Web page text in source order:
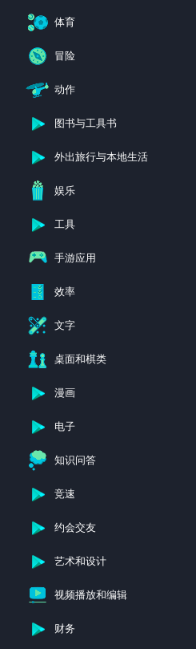
体育
冒险
动作
图书与工具书
外出旅行与本地生活
娱乐
工具
手游应用
效率
文字
桌面和棋类
漫画
电子
知识问答
竞速
约会交友
艺术和设计
视频播放和编辑
财务